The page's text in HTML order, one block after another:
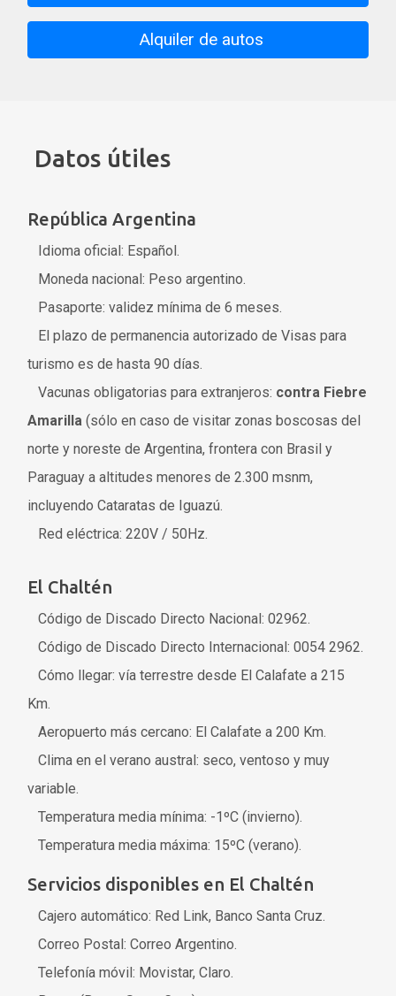
Alquiler de autos
Datos útiles
República Argentina
Idioma oficial: Español.
Moneda nacional: Peso argentino.
Pasaporte: validez mínima de 6 meses.
El plazo de permanencia autorizado de Visas para
turismo es de hasta 90 días.
Vacunas obligatorias para extranjeros: contra Fiebre
Amarilla (sólo en caso de visitar zonas boscosas del
norte y noreste de Argentina, frontera con Brasil y
Paraguay a altitudes menores de 2.300 msnm,
incluyendo Cataratas de Iguazú.
Red eléctrica: 220V / 50Hz.
El Chaltén
Código de Discado Directo Nacional: 02962.
Código de Discado Directo Internacional: 0054 2962.
Cómo llegar: vía terrestre desde El Calafate a 215
Km.
Aeropuerto más cercano: El Calafate a 200 Km.
Clima en el verano austral: seco, ventoso y muy
variable.
Temperatura media mínima: -1ºC (invierno).
Temperatura media máxima: 15ºC (verano).
Servicios disponibles en El Chaltén
Cajero automático: Red Link, Banco Santa Cruz.
Correo Postal: Correo Argentino.
Telefonía móvil: Movistar, Claro.